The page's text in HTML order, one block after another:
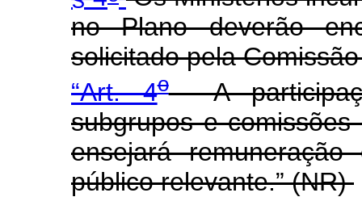
no Plano deverão
solicitado pela
“Art. 4oA
subgrupos e
ensejará
público relevante.” (NR)